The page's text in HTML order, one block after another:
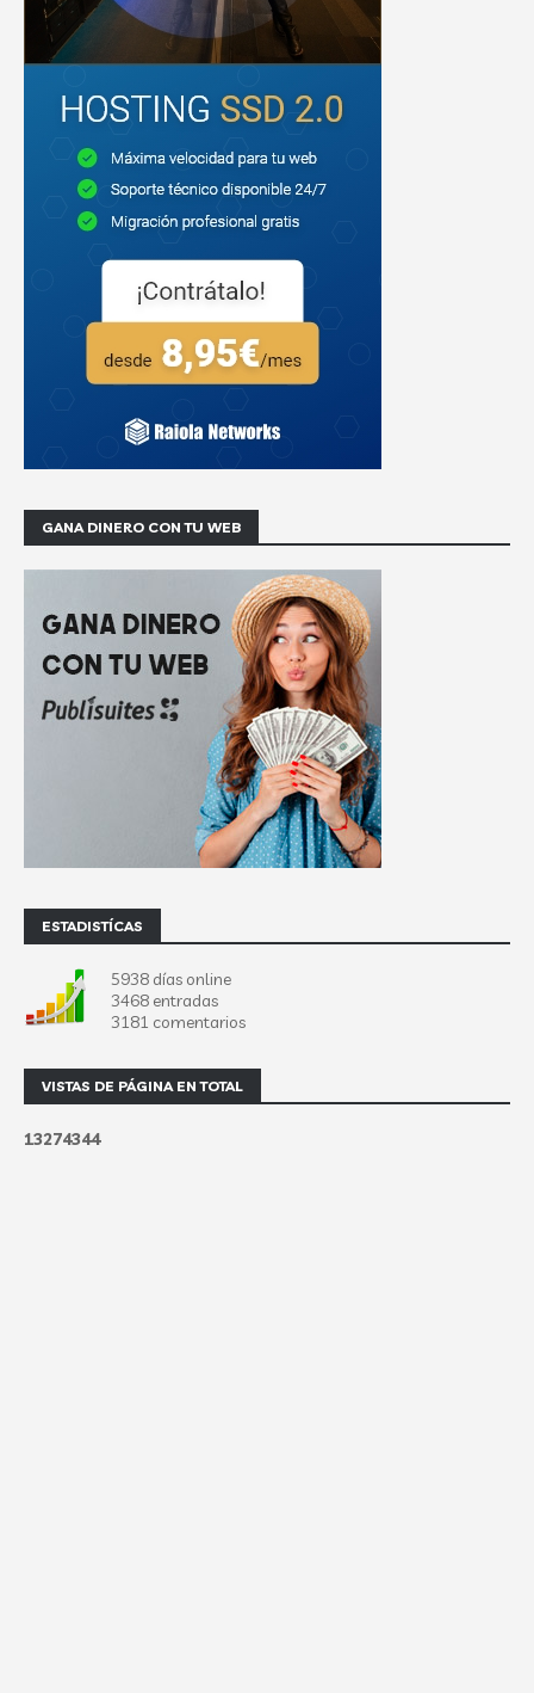
GANA DINERO CON TU WEB
ESTADISTÍCAS
5938 días online
3468 entradas
3181 comentarios
VISTAS DE PÁGINA EN TOTAL
13274344